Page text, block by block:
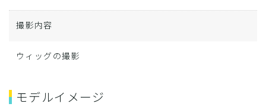
撮影内容
ウィッグの撮影
モデルイメージ